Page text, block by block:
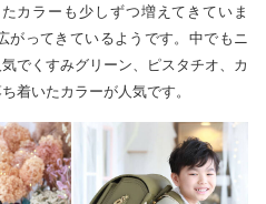
カラーも少しずつ増えてきていま
がってきているようです。中でもニ
でくすみグリーン、ピスタチオ、カ
着いたカラーが人気です。